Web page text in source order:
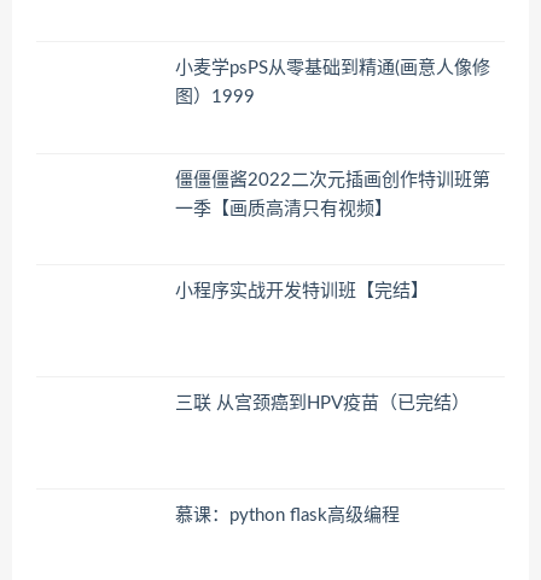
小麦学psPS从零基础到精通(画意人像修
图）1999
僵僵僵酱2022二次元插画创作特训班第
一季【画质高清只有视频】
小程序实战开发特训班【完结】
三联 从宫颈癌到HPV疫苗（已完结）
慕课：python flask高级编程